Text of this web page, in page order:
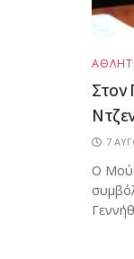
Στον
7
Ο